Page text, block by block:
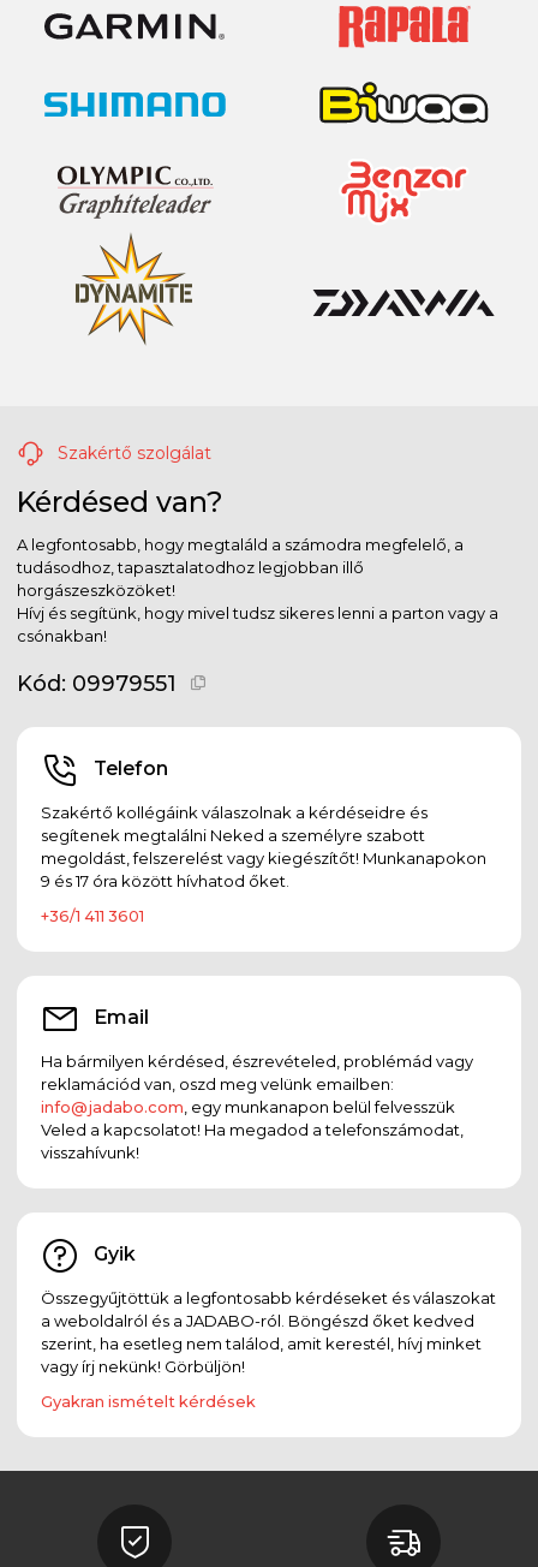
Szakértő szolgálat
Kérdésed van?
A legfontosabb, hogy megtaláld a számodra megfelelő, a
tudásodhoz, tapasztalatodhoz legjobban illő
horgászeszközöket!
Hívj és segítünk, hogy mivel tudsz sikeres lenni a parton vagy a
csónakban!
Kód: 09979551
Telefon
Szakértő kollégáink válaszolnak a kérdéseidre és
segítenek megtalálni Neked a személyre szabott
megoldást, felszerelést vagy kiegészítőt! Munkanapokon
9 és 17 óra között hívhatod őket.
+36/1 411 3601
Email
Ha bármilyen kérdésed, észrevételed, problémád vagy
reklamációd van, oszd meg velünk emailben:
info@jadabo.com , egy munkanapon belül felvesszük
Veled a kapcsolatot! Ha megadod a telefonszámodat,
visszahívunk!
Gyik
Összegyűjtöttük a legfontosabb kérdéseket és válaszokat
a weboldalról és a JADABO-ról. Böngészd őket kedved
szerint, ha esetleg nem találod, amit kerestél, hívj minket
vagy írj nekünk! Görbüljön!
Gyakran ismételt kérdések